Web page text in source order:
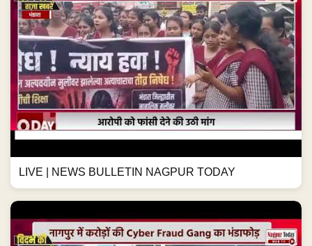
LIVE | NEWS BULLETIN NAGPUR TODAY